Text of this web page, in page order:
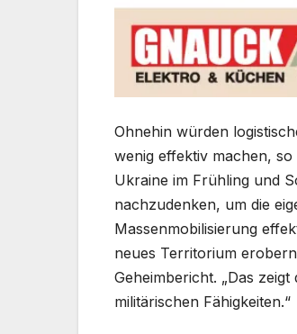
Ohnehin würden
wenig effektiv machen,
Ukraine im Frühling und
nachzudenken, um die
Massenmobilisierung
neues Territorium
Geheimbericht. „Das
militärischen Fähigkeiten.“